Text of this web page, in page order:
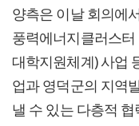
양측은 이날 회의에
풍력에너지클러스터
대학지원체계) 사업
업과 영덕군의 지역
낼 수 있는 다층적